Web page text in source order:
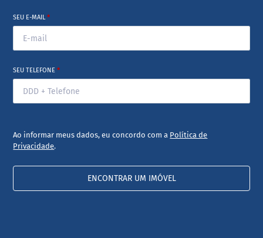
SEU E-MAIL*
SEU TELEFONE*
Ao informar meus dados, eu concordo com a Política de
Privacidade.
ENCONTRAR UM IMÓVEL